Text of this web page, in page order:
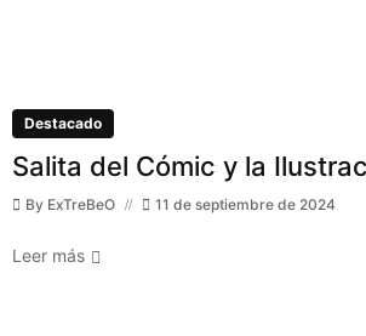
Destacado
Salita del Cómic y la
By ExTreBeO 11 de septiembre de 2024
Leer más